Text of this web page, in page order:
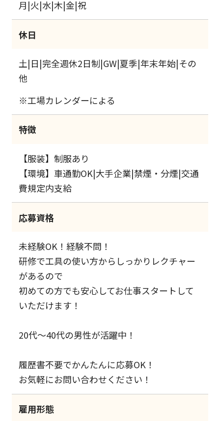
月|火|水|木|金|祝
休日
土|日|完全週休2日制|GW|夏季|年末年始|その
他
※工場カレンダーによる
特徴
【服装】制服あり
【環境】車通勤OK|大手企業|禁煙・分煙|交通
費規定内支給
応募資格
未経験OK！経験不問！
研修で工具の使い方からしっかりレクチャー
があるので
初めての方でも安心してお仕事スタートして
いただけます！
20代～40代の男性が活躍中！
履歴書不要でかんたんに応募OK！
お気軽にお問い合わせください！
雇用形態